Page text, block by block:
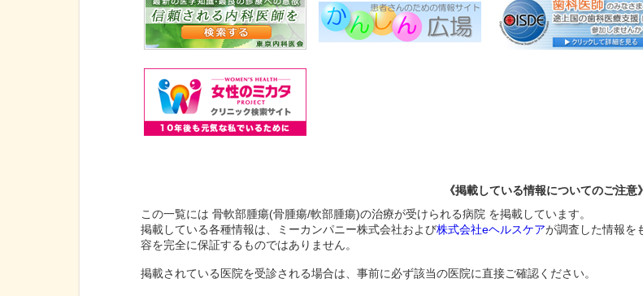
《掲載している情報についてのご注意》
この一覧には 骨軟部腫瘍(骨腫瘍/軟部腫瘍)の治療が受けられる病院 を掲載しています。
掲載している各種情報は、ミーカンパニー株式会社および株式会社eヘルスケアが調査した情報を
容を完全に保証するものではありません。
掲載されている医院を受診される場合は、事前に必ず該当の医院に直接ご確認ください。